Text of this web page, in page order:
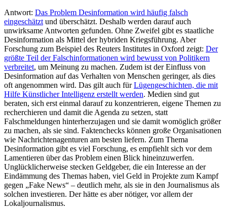
Antwort: Das Problem Desinformation wird häufig falsch
eingeschätzt und überschätzt. Deshalb werden darauf auch
unwirksame Antworten gefunden. Ohne Zweifel gibt es staatliche
Desinformation als Mittel der hybriden Kriegsführung. Aber
Forschung zum Beispiel des Reuters Institutes in Oxford zeigt: Der
größte Teil der Falschinformationen wird bewusst von Politikern
verbreitet, um Meinung zu machen. Zudem ist der Einfluss von
Desinformation auf das Verhalten von Menschen geringer, als dies
oft angenommen wird. Das gilt auch fürLügengeschichten, die mit
Hilfe Künstlicher Intelligenz erstellt werden. Medien sind gut
beraten, sich erst einmal darauf zu konzentrieren, eigene Themen zu
recherchieren und damit die Agenda zu setzen, statt
Falschmeldungen hinterherzujagen und sie damit womöglich größer
zu machen, als sie sind. Faktenchecks können große Organisationen
wie Nachrichtenagenturen am besten liefern. Zum Thema
Desinformation gibt es viel Forschung, es empfiehlt sich vor dem
Lamentieren über das Problem einen Blick hineinzuwerfen.
Unglücklicherweise stecken Geldgeber, die ein Interesse an der
Eindämmung des Themas haben, viel Geld in Projekte zum Kampf
gegen „Fake News“ – deutlich mehr, als sie in den Journalismus als
solchen investieren. Der hätte es aber nötiger, vor allem der
Lokaljournalismus.